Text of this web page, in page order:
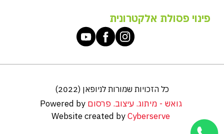
פינוי פסולת אלקטרונית
כל הזכויות שמורות לניופאן (2022)
Powered by גואש - מיתוג. עיצוב. פרסום
Website created by Cyberserve